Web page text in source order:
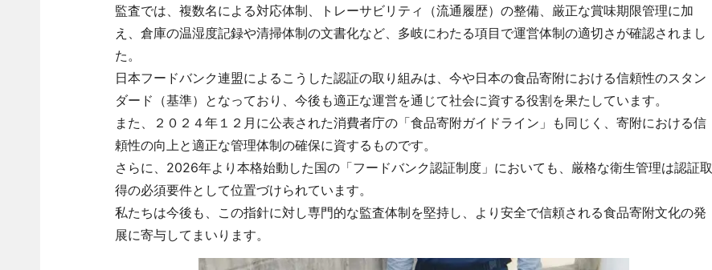
監査では、複数名による対応体制、トレーサビリティ（流通履歴）の整備、厳正な賞味期限管理に加
え、倉庫の温湿度記録や清掃体制の文書化など、多岐にわたる項目で運営体制の適切さが確認されまし
た。
日本フードバンク連盟によるこうした認証の取り組みは、今や日本の食品寄附における信頼性のスタン
ダード（基準）となっており、今後も適正な運営を通じて社会に資する役割を果たしています。
また、２０２４年１２月に公表された消費者庁の「食品寄附ガイドライン」も同じく、寄附における信
頼性の向上と適正な管理体制の確保に資するものです。
さらに、2026年より本格始動した国の「フードバンク認証制度」においても、厳格な衛生管理は認証取
得の必須要件として位置づけられています。
私たちは今後も、この指針に対し専門的な監査体制を堅持し、より安全で信頼される食品寄附文化の発
展に寄与してまいります。